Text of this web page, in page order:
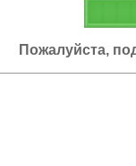
Пожалуйста,